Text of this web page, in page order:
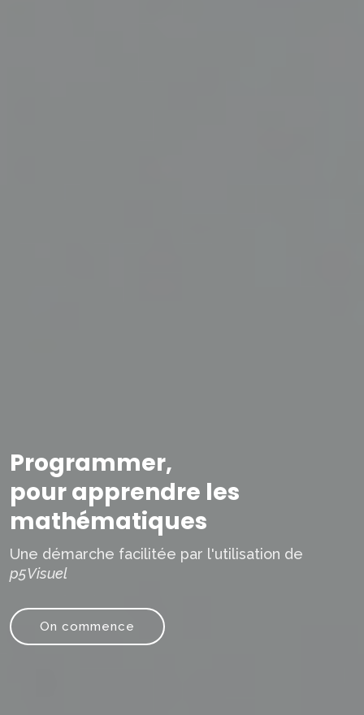
Programmer,
pour apprendre les
mathématiques
Une démarche facilitée par l'utilisation de
p5Visuel
On commence